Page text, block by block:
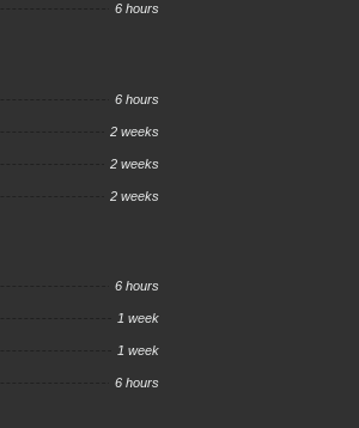
6 hours
6 hours
2 weeks
2 weeks
2 weeks
6 hours
1 week
1 week
6 hours